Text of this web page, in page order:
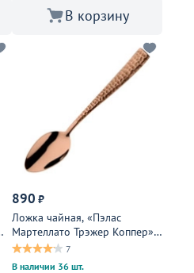
В корзину
890 ₽
Ложка чайная, «Пэлас
Мартеллато Трэжер Коппер»,
сталь нержавеющая, медный
7
В наличии 36 шт.